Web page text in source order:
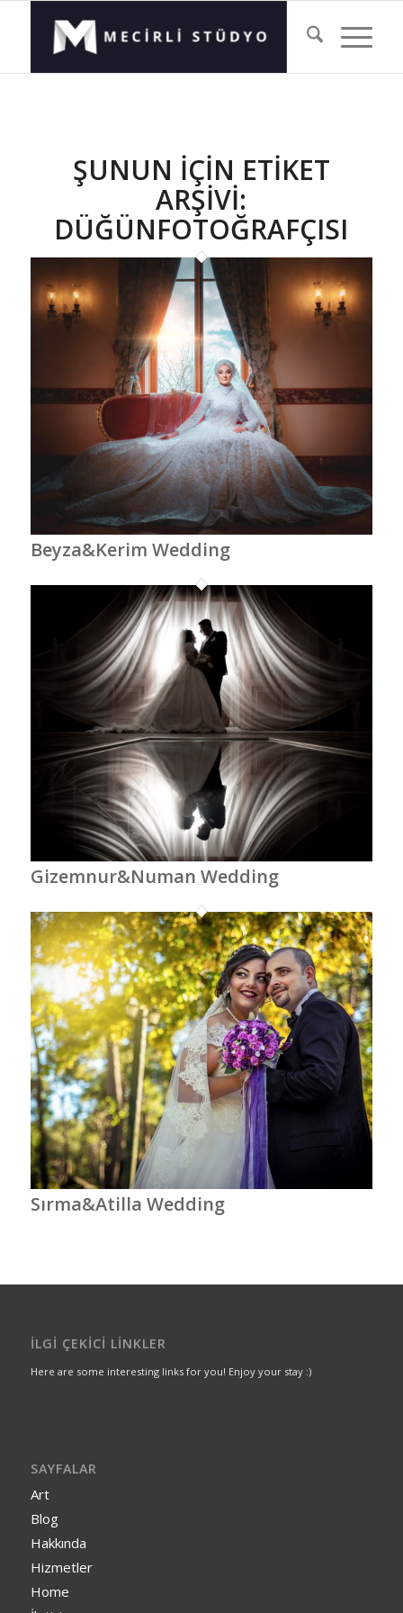
ŞUNUN IÇIN ETIKET
ARŞIVI:
DÜĞÜNFOTOĞRAFÇISI
Beyza&Kerim Wedding
Gizemnur&Numan Wedding
Sırma&Atilla Wedding
İLGI ÇEKICI LINKLER
Here are some interesting links for you! Enjoy your stay :)
SAYFALAR
Art
Blog
Hakkında
Hizmetler
Home